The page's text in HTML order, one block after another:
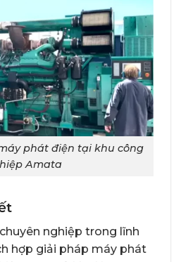
phát điện tại khu công
Amata
nghiệp trong lĩnh
hợp giải pháp máy phát